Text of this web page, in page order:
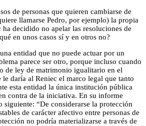
de personas que quieren cambiarse de
llamarse Pedro, por ejemplo) la propia
decidido no apelar las resoluciones de
en unos casos sí y en otros no?
entidad que no puede actuar por un
parece ser otro, porque incluso cuando
de ley de matrimonio igualitario en el
daría al Reniec el marco legal que tanto
esta entidad la única institución pública
contra de la iniciativa. En su informe
siguiente: “De considerarse la protección
de carácter afectivo entre personas de
no podría materializarse a través de